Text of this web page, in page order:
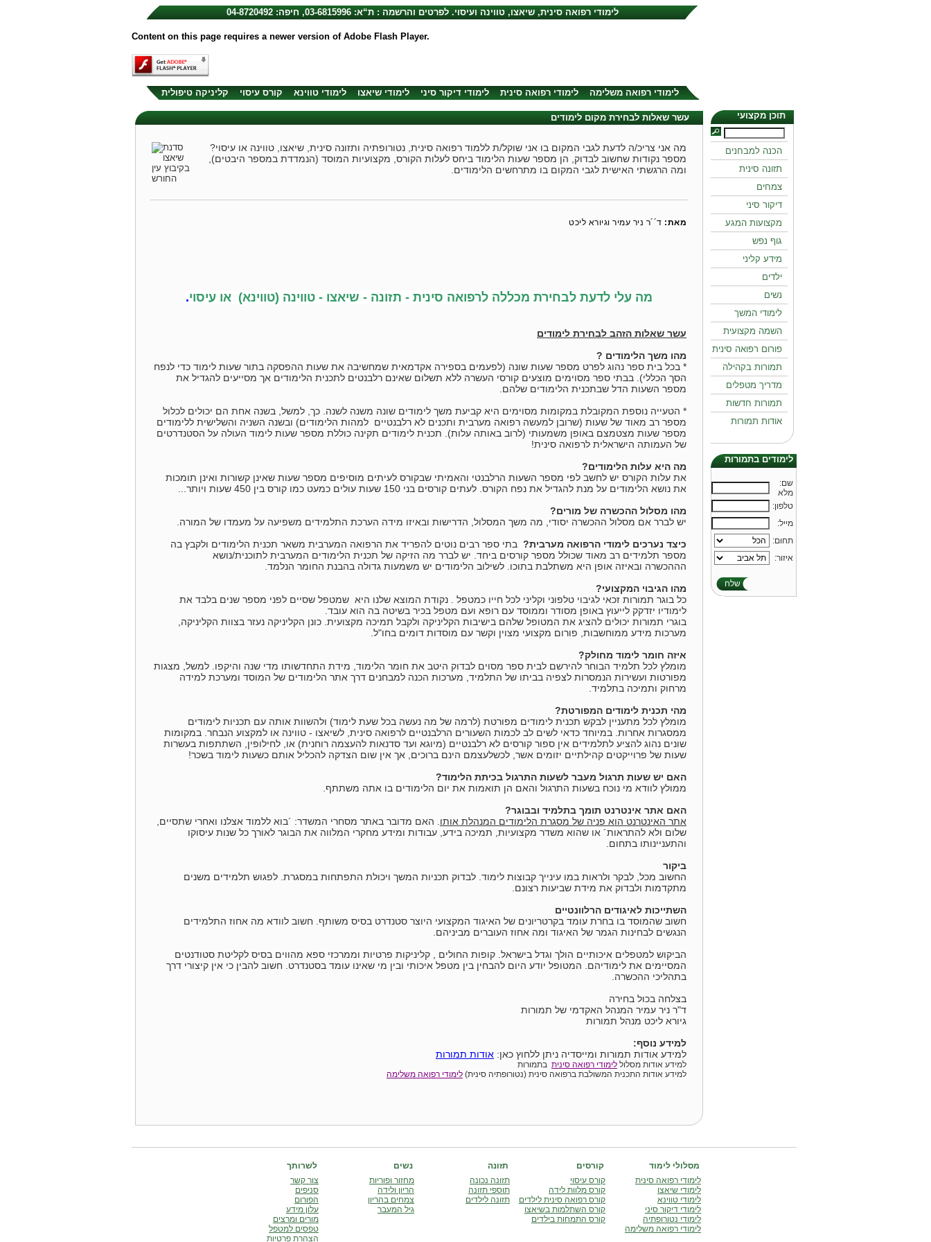
לימודי רפואה סינית, שיאצו, טווינה ועיסוי. לפרטים והרשמה : ת“א: 03-6815996, חיפה: 04-8720492
Content on this page requires a newer version of Adobe Flash Player.
לימודי רפואה משלימה לימודי רפואה סינית לימודי דיקור סיני לימודי שיאצו לימודי טווינא קורס עיסוי קליניקה טיפולית
עשר שאלות לבחירת מקום לימודים
מה אני צריכ/ה לדעת לגבי המקום בו אני שוקל/ת ללמוד רפואה סינית, נטורופתיה ותזונה סינית, שיאצו, טווינה או עיסוי?
מספר נקודות שחשוב לבדוק, הן מספר שעות הלימוד ביחס לעלות הקורס, מקצועיות המוסד (הנמדדת במספר היבטים),
ומה הרגשתי האישית לגבי המקום בו מתרחשים הלימודים.
מאת: ד´´ר ניר עמיר וגיורא ליכט
מה עלי לדעת לבחירת מכללה לרפואה סינית - תזונה - שיאצו - טווינה (טווינא) או עיסוי.
עשר שאלות הזהב לבחירת לימודים
מהו משך הלימודים ?
* בכל בית ספר נהוג לפרט מספר שעות שונה (לפעמים בספירה אקדמאית שמחשיבה את שעות ההפסקה בתור שעות לימוד כדי לנפח
הסך הכללי). בבתי ספר מסוימים מוצעים קורסי העשרה ללא תשלום שאינם רלבנטים לתכנית הלימודים אך מסייעים להגדיל את
מספר השעות הדל שבתכנית הלימודים שלהם.
* הטעייה נוספת המקובלת במקומות מסוימים היא קביעת משך לימודים שונה משנה לשנה. כך, למשל, בשנה אחת הם יכולים לכלול
מספר רב מאוד של שעות (שרובן למעשה רפואה מערבית ותכנים לא רלבנטיים למהות הלימודים) ובשנה השניה והשלישית ללימודים
מספר שעות מצטמצם באופן משמעותי (לרוב באותה עלות). תכנית לימודים תקינה כוללת מספר שעות לימוד העולה על הסטנדרטים
של העמותה הישראלית לרפואה סינית!
מה היא עלות הלימודים?
את עלות הקורס יש לחשב לפי מספר השעות הרלבנטי והאמיתי שבקורס לעיתים מוסיפים מספר שעות שאינן קשורות ואינן תומכות
את נושא הלימודים על מנת להגדיל את נפח הקורס. לעתים קורסים בני 150 שעות עולים כמעט כמו קורס בין 450 שעות ויותר...
מהו מסלול ההכשרה של מורים?
יש לברר אם מסלול ההכשרה יסודי, מה משך המסלול, הדרישות ובאיזו מידה הערכת התלמידים משפיעה על מעמדו של המורה.
כיצד נערכים לימודי הרפואה מערבית? בתי ספר רבים נוטים להפריד את הרפואה המערבית משאר תכנית הלימודים ולקבץ בה
מספר תלמידים רב מאוד שכולל מספר קורסים ביחד. יש לברר מה הזיקה של תכנית הלימודים המערבית לתוכנית/נושא
הההכשרה ובאיזה אופן היא משתלבת בתוכו. לשילוב הלימודים יש משמעות גדולה בהבנת החומר הנלמד.
מהו הגיבוי המקצועי?
כל בוגר תמורות זכאי לגיבוי טלפוני וקליני לכל חייו כמטפל . נקודת המוצא שלנו היא שמטפל שסיים לפני מספר שנים בלבד את
לימודיו יזדקק לייעוץ באופן מסודר וממוסד עם רופא ועם מטפל בכיר בשיטה בה הוא עובד.
בוגרי תמורות יכולים להציג את המטופל שלהם בישיבות הקליניקה ולקבל תמיכה מקצועית. כונן הקליניקה נעזר בצוות הקליניקה,
מערכות מידע ממוחשבות, פורום מקצועי מצוין וקשר עם מוסדות דומים בחו"ל.
איזה חומר לימוד מחולק?
מומלץ לכל תלמיד הבוחר להירשם לבית ספר מסוים לבדוק היטב את חומר הלימוד, מידת התחדשותו מדי שנה והיקפו. למשל, מצגות
מפורטות ועשירות הנמסרות לצפיה בביתו של התלמיד, מערכות הכנה למבחנים דרך אתר הלימודים של המוסד ומערכת למידה
מרחוק ותמיכה בתלמיד.
מהי תכנית לימודים המפורטת?
מומלץ לכל מתעניין לבקש תכנית לימודים מפורטת (לרמה של מה נעשה בכל שעת לימוד) ולהשוות אותה עם תכניות לימודים
ממסגרות אחרות. במיוחד כדאי לשים לב לכמות השעורים הרלבנטיים לרפואה סינית, לשיאצו - טווינה או למקצוע הנבחר. במקומות
שונים נהוג להציע לתלמידים אין ספור קורסים לא רלבנטיים (מיוגא ועד סדנאות להעצמה רוחנית) או, לחילופין, השתתפות בעשרות
שעות של פרוייקטים קהילתיים יזומים אשר, לכשלעצמם הינם ברוכים, אך אין שום הצדקה להכליל אותם כשעות לימוד בשכר!
האם יש שעות תרגול מעבר לשעות התרגול בכיתת הלימוד?
ממולץ לוודא מי נוכח בשעות התרגול והאם הן תואמות את יום הלימודים בו אתה משתתף.
האם אתר אינטרנט תומך בתלמיד ובבוגר?
אתר האינטרנט הוא פניה של מסגרת הלימודים המנהלת אותו . האם מדובר באתר מסחרי המשדר: ´בוא ללמוד אצלנו ואחרי שתסיים,
שלום ולא להתראות´ או שהוא משדר מקצועיות, תמיכה בידע, עבודות ומידע מחקרי המלווה את הבוגר לאורך כל שנות עיסוקו
והתעניינותו בתחום.
ביקור
החשוב מכל, לבקר ולראות במו עינייך קבוצות לימוד. לבדוק תכניות המשך ויכולת התפתחות במסגרת. לפגוש תלמידים משנים
מתקדמות ולבדוק את מידת שביעות רצונם.
השתייכות לאיגודים הרלוונטיים
חשוב שהמוסד בו בחרת עומד בקרטריונים של האיגוד המקצועי היוצר סטנדרט בסיס משותף. חשוב לוודא מה אחוז התלמידים
הנגשים לבחינות הגמר של האיגוד ומה אחוז העוברים מביניהם.
הביקוש למטפלים איכותיים הולך וגדל בישראל. קופות החולים , קליניקות פרטיות וממרכזי ספא מהווים בסיס לקליטת סטודנטים
המסיימים את לימודיהם. המטופל יודע היום להבחין בין מטפל איכותי ובין מי שאינו עומד בסטנדרט. חשוב להבין כי אין קיצורי דרך
בתהליכי ההכשרה.
בצלחה בכול בחירה
ד"ר ניר עמיר המנהל האקדמי של תמורות
גיורא ליכט מנהל תמורות
למידע נוסף:
למידע אודות תמורות ומייסדיה ניתן ללחוץ כאן: אודות תמורות
למידע אודות מסלול לימודי רפואה סינית בתמורות
למידע אודות התכנית המשולבת ברפואה סינית (נטורופתיה סינית) לימודי רפואה משלימה
תוכן מקצועי
הכנה למבחנים
תזונה סינית
צמחים
דיקור סיני
מקצועות המגע
גוף נפש
מידע קליני
ילדים
נשים
לימודי המשך
השמה מקצועית
פורום רפואה סינית
תמורות בקהילה
מדריך מטפלים
תמורות חדשות
אודות תמורות
לימודים בתמורות
:שם
מלא
:טלפון
:מייל
:תחום
:איזור
שלח
לשרותך נשים תזונה קורסים
מסלולי לימוד
צור קשר
סניפים
הפורום
עלון מידע
מורים ומרצים
טפסים למטפל
הצהרת פרטיות
מחזור ופוריות
הריון ולידה
צמחים בהריון
גיל המעבר
תזונה נכונה
תוספי תזונה
תזונה לילדים
קורס עיסוי
קורס מלוות לידה
קורס רפואה סינית לילדים
קורס השתלמות בשיאצו
קורס התמחות בילדים
לימודי רפואה סינית
לימודי שיאצו
לימודי טווינא
לימודי דיקור סיני
לימודי נטורופתיה
לימודי רפואה משלימה